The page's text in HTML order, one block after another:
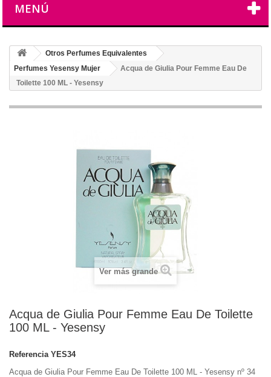
MENÚ
Otros Perfumes Equivalentes
Perfumes Yesensy Mujer
Acqua de Giulia Pour Femme Eau De
Toilette 100 ML - Yesensy
Ver más grande
Acqua de Giulia Pour Femme Eau De Toilette
100 ML - Yesensy
Referencia YES34
Acqua de Giulia Pour Femme Eau De Toilette 100 ML - Yesensy nº 34